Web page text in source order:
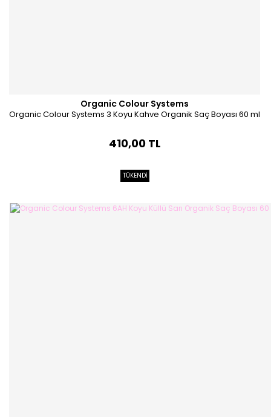
Organic Colour Systems
Organic Colour Systems 3 Koyu Kahve Organik Saç Boyası 60 ml
410,00 TL
TÜKENDİ